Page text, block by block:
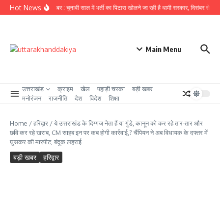
Skip to content
Hot News
उत्तराखंड से बड़ी खबर : चुनावी साल में भर्ती का पिटारा खोलने जा रही है धामी सरकार, दिसंबर से
Main Menu
उत्तराखंड क्राइम खेल पहाड़ी चस्का
बड़ी खबर
मनोरंजन
राजनीति देश विदेश शिक्षा
Home /हरिद्वार /ये उत्तराखंड के दिग्गज नेता हैं या गुंडे, कानून को कर रहे तार-तार और
छवि कर रहे खराब, CM साहब इन पर कब होगी कार्रवाई,? चैंपियन ने अब विधायक के दफ्तर में
घुसकर की मारपीट, बंदूक लहराई
बड़ी खबर हरिद्वार